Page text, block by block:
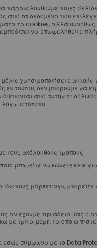
ποιες
τα δεδομένα που
τα cookies, αλλά συνήθως
να επωφεληθείτε
χρησιμοποιήσετε
τούτου, δεν μπορούμε να
διέπονται από αυτήν τη
ιστότοπο.
τους ακόλουθους τρόπους:
μπορείτε να κάνετε κλικ
μάρκετινγκ,
αν έχουμε την άδειά σας ή
με τρίτα μέρη, τα οποία
εσάς σύμφωνα με το Data